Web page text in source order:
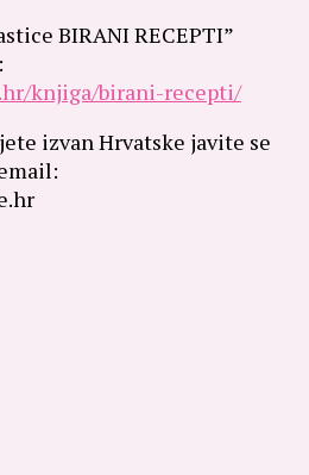
BIRANI RECEPTI”
knjiga/birani-recepti/
izvan Hrvatske javite se